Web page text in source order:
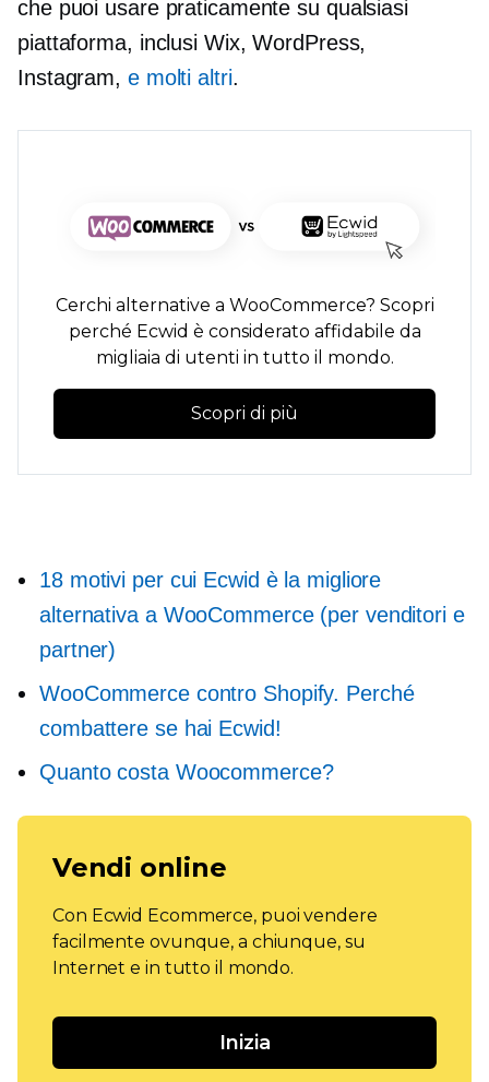
che puoi usare praticamente su qualsiasi
piattaforma, inclusi Wix, WordPress,
Instagram, e molti altri.
Cerchi alternative a WooCommerce? Scopri
perché Ecwid è considerato affidabile da
migliaia di utenti in tutto il mondo.
Scopri di più
18 motivi per cui Ecwid è la migliore
alternativa a WooCommerce (per venditori e
partner)
WooCommerce contro Shopify. Perché
combattere se hai Ecwid!
Quanto costa Woocommerce?
Vendi online
Con Ecwid Ecommerce, puoi vendere
facilmente ovunque, a chiunque, su
Internet e in tutto il mondo.
Inizia